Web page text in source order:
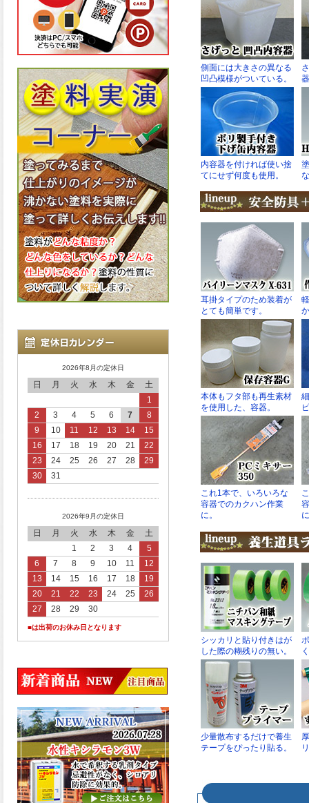
2026年8月の定休日
日 月 火 水 木 金
土
1
2
3 4 5 6 7
8
9
10 11 12 13 14
15
16
17 18 19 20 21
22
23
24 25 26 27 28
29
30
31
2026年9月の定休日
日 月 火 水 木 金
土
1
2 3 4
5
6
7 8 9 10 11
12
13
14 15 16 17 18
19
20
21 22 23 24 25
26
27
28 29 30
■は出荷のお休み日となります